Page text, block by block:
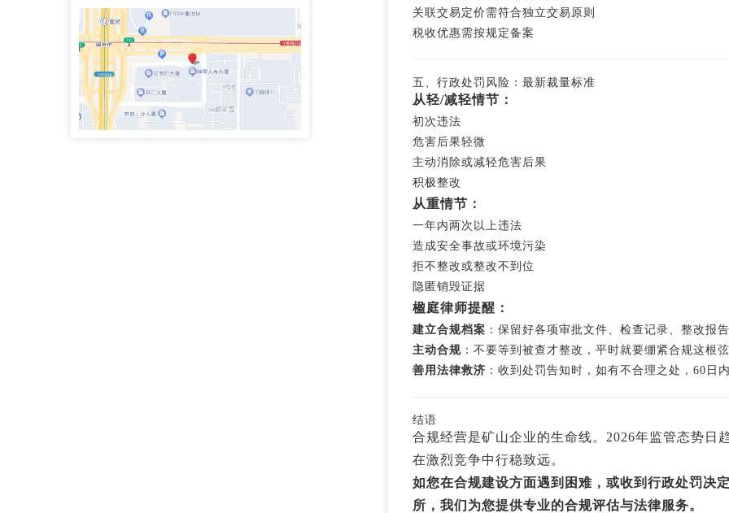
手机号：4000083855
政企纠纷律师团队专职律师
史鹏举律师
专职律师
手机号：4000083855
关联交易定价需符合独立交易原则
税收优惠需按规定备案
五、行政处罚风险：最新裁量标准
从轻/减轻情节：
初次违法
危害后果轻微
主动消除或减轻危害后果
积极整改
从重情节：
一年内两次以上违法
造成安全事故或环境污染
拒不整改或整改不到位
隐匿销毁证据
楹庭律师提醒：
建立合规档案 ：保留好各项审批文件、检查记录、整改报告
主动合规 ：不要等到被查才整改，平时就要绷紧合规这根弦
善用法律救济 ：收到处罚告知时，如有不合理之处，60日
结语
合规经营是矿山企业的生命线。2026年监管态势日
在激烈竞争中行稳致远。
如您在合规建设方面遇到困难，或收到行政处罚决
所，我们为您提供专业的合规评估与法律服务。